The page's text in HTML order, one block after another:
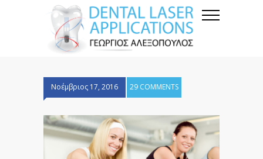
Νοέμβριος 17, 2016 29 COMMENTS